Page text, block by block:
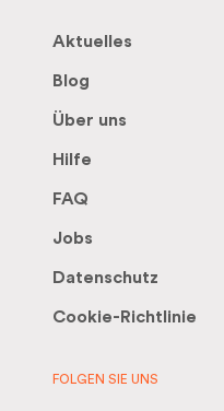
Aktuelles
Blog
Über uns
Hilfe
FAQ
Jobs
Datenschutz
Cookie-Richtlinie
FOLGEN SIE UNS